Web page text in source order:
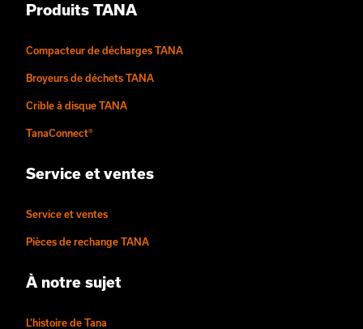
Produits TANA
Compacteur de décharges TANA
Broyeurs de déchets TANA
Crible à disque TANA
TanaConnect®
Service et ventes
Service et ventes
Pièces de rechange TANA
À notre sujet
L’histoire de Tana